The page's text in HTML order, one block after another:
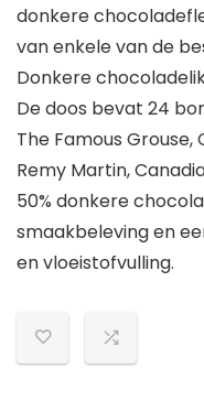
donkere
van enkele van de
Donkere
De doos bevat 24
The Famous
Remy Martin,
50% donkere
smaakbeleving en
en vloeistofvulling.